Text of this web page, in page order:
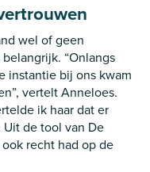
wel of geen
“Onlangs
instantie bij ons kwam
vertelt Anneloes.
ik haar dat er
de tool van De
recht had op de